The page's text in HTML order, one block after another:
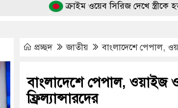
ক্রাইম ওয়েব সিরিজ দেখে স্ত্রীকে হত্যা
প্রচ্ছদ জাতীয় বাংলাদেশে পেপাল,
বাংলাদেশে পেপাল, ওয়াইজ ও
ফ্রিল্যান্সারদের